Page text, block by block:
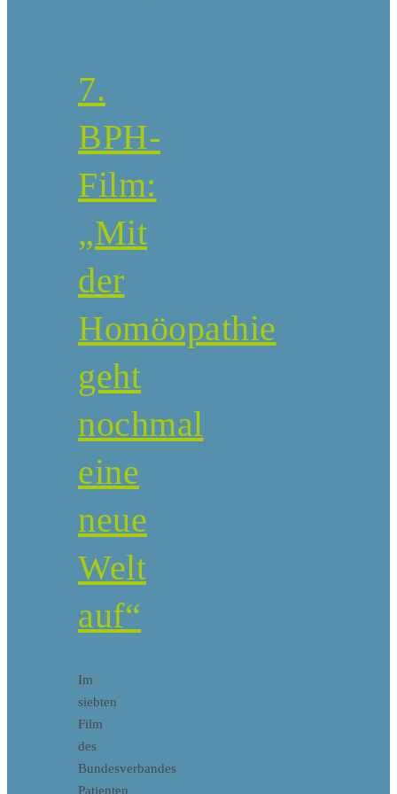
7.
BPH-
Film:
„Mit
der
Homöopathie
geht
nochmal
eine
neue
Welt
auf“
Im
siebten
Film
des
Bundesverbandes
Patienten